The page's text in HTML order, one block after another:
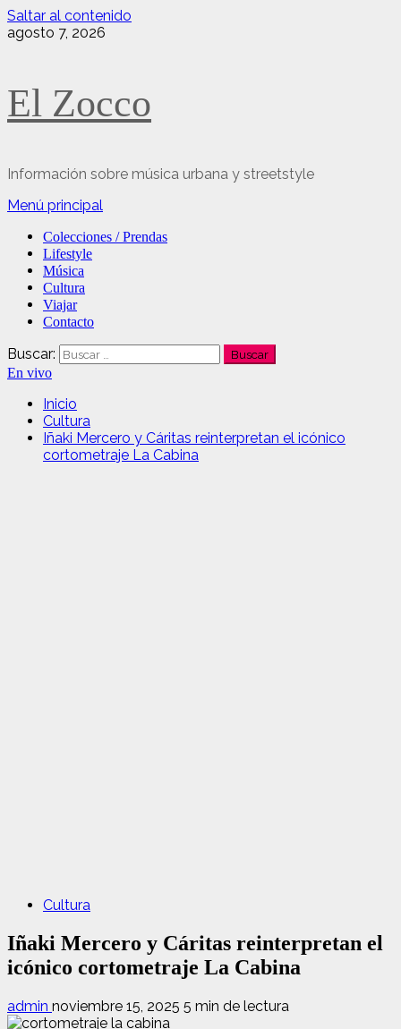
Saltar al contenido
agosto 7, 2026
El Zocco
Información sobre música urbana y streetstyle
Menú principal
Colecciones / Prendas
Lifestyle
Música
Cultura
Viajar
Contacto
Buscar:
En vivo
Inicio
Cultura
Iñaki Mercero y Cáritas reinterpretan el icónico
cortometraje La Cabina
Cultura
Iñaki Mercero y Cáritas reinterpretan el
icónico cortometraje La Cabina
admin noviembre 15, 2025 5 min de lectura